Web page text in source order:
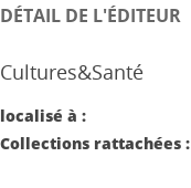
DÉTAIL DE L'ÉDITEUR
Cultures&Santé
localisé à :
Collections rattachées :